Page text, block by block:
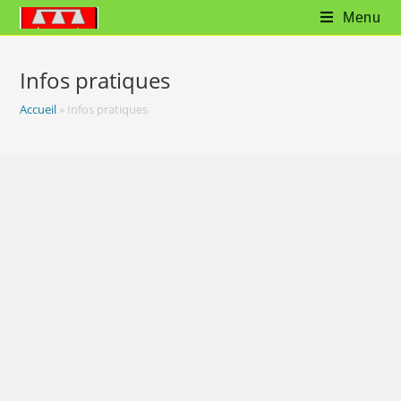
Menu
Infos pratiques
Accueil » Infos pratiques